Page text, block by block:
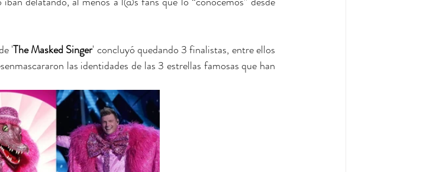
'The Masked Singer' concluyó quedando 3 finalistas, entre ellos
las identidades de las 3 estrellas famosas que han